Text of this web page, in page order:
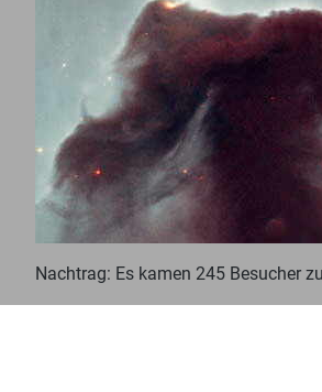
Nachtrag: Es kamen 245 Besucher